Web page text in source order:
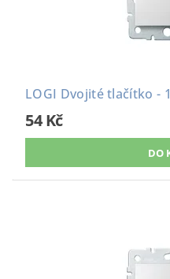
LOGI Dvojité tlačítko -
54 Kč